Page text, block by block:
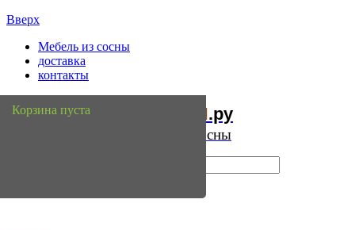
Вверх
Мебель из сосны
доставка
контакты
Мебель Сосны.ру
Интернет магазин мебели из сосны
Корзина пуста